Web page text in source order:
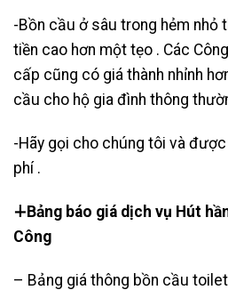
-Bồn cầu ở sâu trong hẻm nhỏ
tiền cao hơn một tẹo . Các
cấp cũng có giá thành nhỉnh
cầu cho hộ gia đình thông
-Hãy gọi cho chúng tôi và
phí .
∔Bảng báo giá dịch vụ Hút
Công
– Bảng giá thông bồn cầu